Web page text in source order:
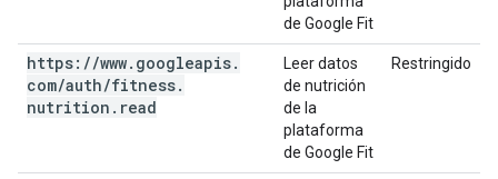
de Google Fit
https: //www. googleapis.
com/auth/fitness.
nutrition . read
Leer datos
de nutrición
de la
plataforma
de Google Fit
Restringido